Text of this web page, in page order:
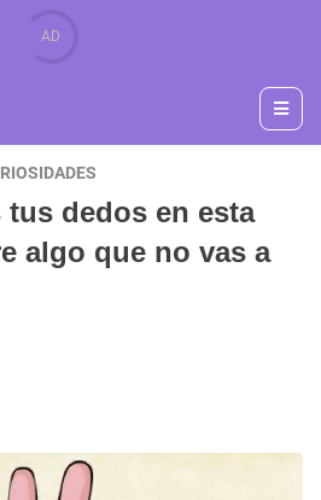
dedos en esta
algo que no vas a